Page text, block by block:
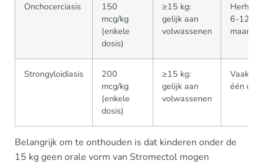
Onchocerciasis
150
mcg/kg
(enkele
dosis)
≥15 kg:
gelijk aan
volwassenen
Herhaal
6-12
Strongyloidiasis
200
mcg/kg
(enkele
dosis)
≥15 kg:
gelijk aan
volwassenen
Vaak
één
Belangrijk om te onthouden is dat kinderen onder de
15 kg geen orale vorm van Stromectol mogen